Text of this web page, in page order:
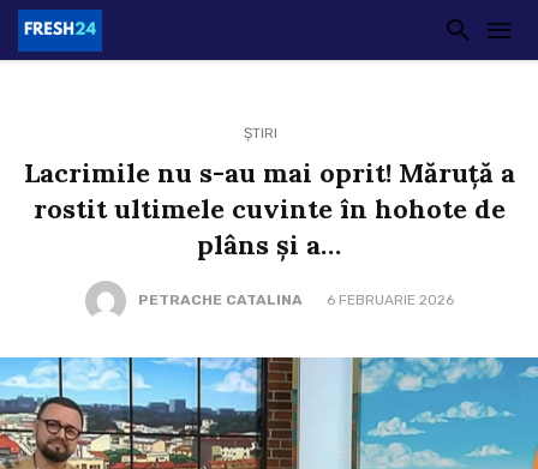
ȘTIRI
Lacrimile nu s-au mai oprit! Măruță a
rostit ultimele cuvinte în hohote de
plâns și a…
PETRACHE CATALINA 6 FEBRUARIE 2026